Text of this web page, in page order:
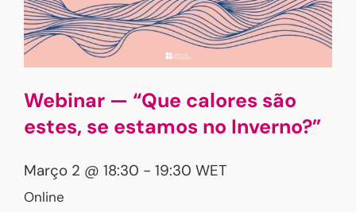
Webinar — “Que calores são
estes, se estamos no Inverno?”
Março 2 @ 18:30 - 19:30 WET
Online